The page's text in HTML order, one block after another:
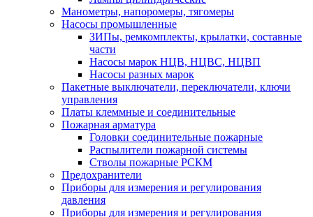
Манометры, напоромеры, тягомеры
Насосы промышленные
ЗИПы, ремкомплекты, крылатки, составные
части
Насосы марок НЦВ, НЦВС, НЦВП
Насосы разных марок
Пакетные выключатели, переключатели, ключи
управления
Платы клеммные и соединительные
Пожарная арматура
Головки соединительные пожарные
Распылители пожарной системы
Стволы пожарные РСКМ
Предохранители
Приборы для измерения и регулирования
давления
Приборы для измерения и регулирования